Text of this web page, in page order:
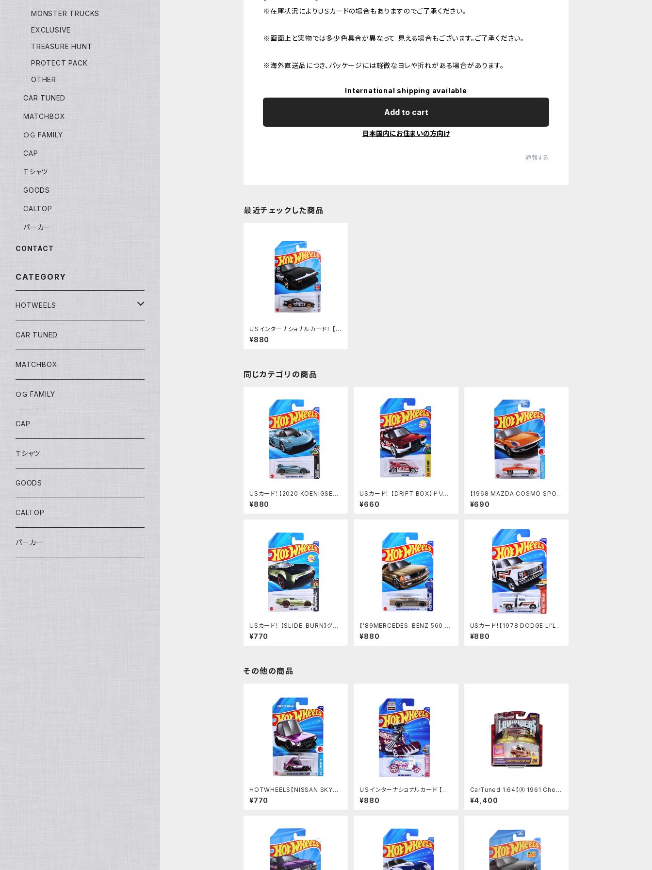
※在庫状況によりＵＳカードの場合もありますのでご了承ください。
※画面上と実物では多少色具合が異なって 見える場合もございます。ご了承ください。
※海外直送品につき、パッケージには軽微なヨレや折れがある場合があります。
International shipping available
Add to cart
日本国内にお住まいの方向け
通報する
最近チェックした商品
ＵＳインターナショナルカード！ 【
MAZDA RX-7】
¥880
同じカテゴリの商品
USカード！【2020 KOENIGSEG
G JESKO】MET.BULE
¥880
USカード！ 【DRIFT BOX】ドリフ
トボックス
¥660
【1968 MAZDA COSMO SPOR
T】オレンジ
¥690
USカード！ 【SLIDE-BURN】グリ
ーン
¥770
【’89MERCEDES-BENZ 560 S
EC AMG】シルバーゴールド
¥880
USカード！【1978 DODGE LI'L R
ED EXPRESS TRUCK】ホワイト
¥880
その他の商品
HOTWHEELS【NISSAN SKYLI
NE 2000GT-R LBWK】パープル
TOON'D トゥーンド
¥770
ＵＳインターナショナルカード 【BI
RTHDAY BURNER】バースデー
バーナー
¥880
CarTuned 1:64【⑧ 1961 Chev
y Impala】 Lowriders SHOW
GLOW Series 2 カーチューンズ
¥4,400
MONSTER TRUCKS
EXCLUSIVE
TREASURE HUNT
PROTECT PACK
OTHER
CAR TUNED
MATCHBOX
ＯＧ FAMILY
CAP
Ｔシャツ
GOODS
CALTOP
パーカー
CONTACT
CATEGORY
HOTWEELS
BASIC
FAST&FURIOUS
CAR CULTURE
POP CULTURE
BOULEVARD SERIES
ANNIVERSARY SERIES
THEME AUTOMOTIVE
MONSTER TRUCKS
CAR TUNED
MATCHBOX
ＯＧ FAMILY
CAP
Ｔシャツ
GOODS
CALTOP
パーカー